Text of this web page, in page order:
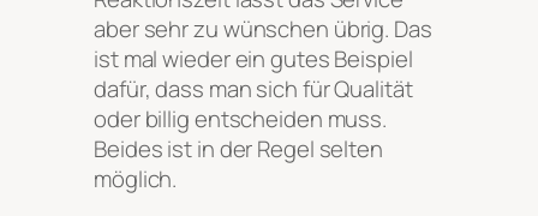
aber sehr zu wünschen übrig. Das
ist mal wieder ein gutes Beispiel
dafür, dass man sich für Qualität
oder billig entscheiden muss.
Beides ist in der Regel selten
möglich.